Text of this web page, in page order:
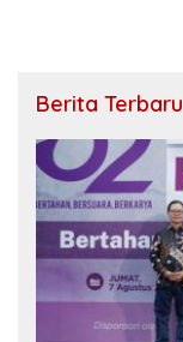
Berita Terbaru